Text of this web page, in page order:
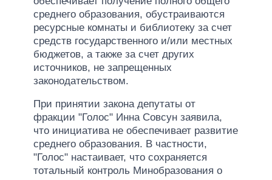
среднего образования, обустраиваются
ресурсные комнаты и библиотеку за счет
средств государственного и/или местных
бюджетов, а также за счет других
источников, не запрещенных
законодательством.
При принятии закона депутаты от
фракции "Голос" Инна Совсун заявила,
что инициатива не обеспечивает развитие
среднего образования. В частности,
"Голос" настаивает, что сохраняется
тотальный контроль Минобразования о